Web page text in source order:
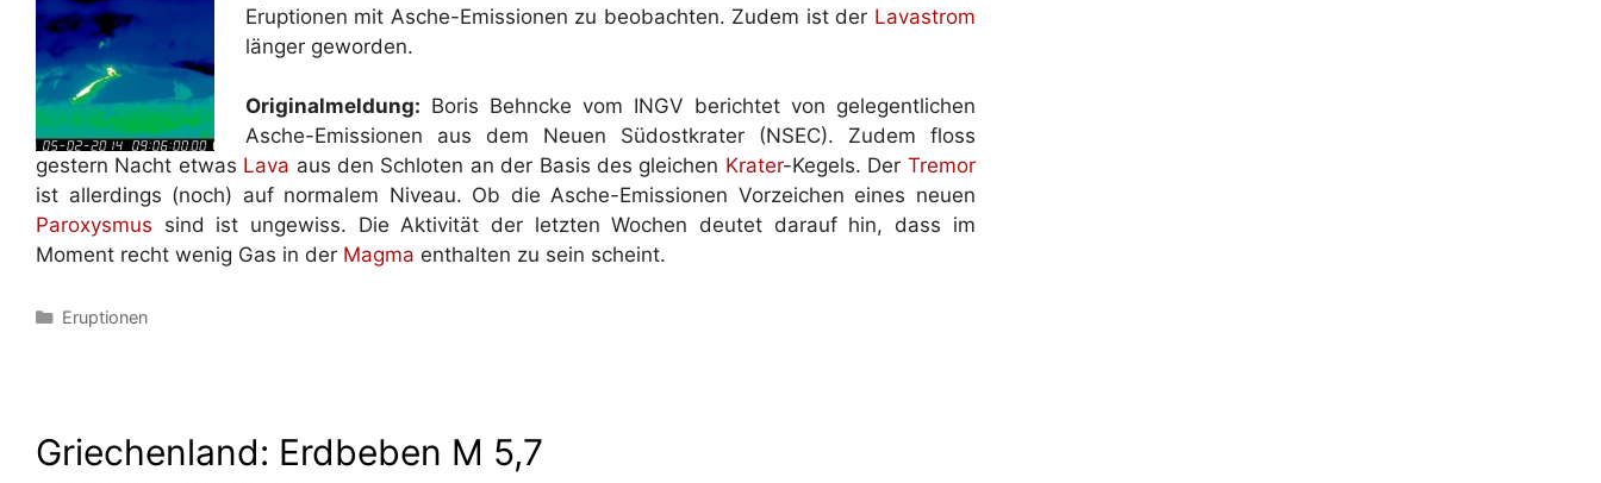
Eruptionen mit Asche-Emissionen zu beobachten. Zudem ist der Lavastrom
länger geworden.
Originalmeldung: Boris Behncke vom INGV berichtet von gelegentlichen
Asche-Emissionen aus dem Neuen Südostkrater (NSEC). Zudem floss
gestern Nacht etwas Lava aus den Schloten an der Basis des gleichen Krater-Kegels. Der Tremor
ist allerdings (noch) auf normalem Niveau. Ob die Asche-Emissionen Vorzeichen eines neuen
Paroxysmus sind ist ungewiss. Die Aktivität der letzten Wochen deutet darauf hin, dass im
Moment recht wenig Gas in der Magma enthalten zu sein scheint.
Kategorien
Eruptionen
Griechenland: Erdbeben M 5,7